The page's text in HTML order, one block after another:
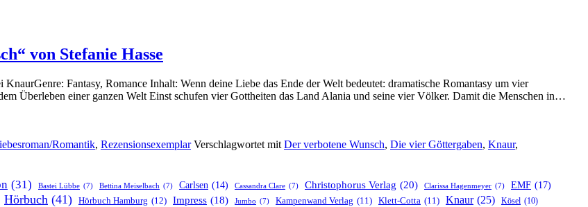
von Stefanie Hasse
Fantasy, Romance Inhalt: Wenn deine Liebe das Ende der Welt bedeutet: dramatische Romantasy um vier
Überleben einer ganzen Welt Einst schufen vier Gottheiten das Land Alania und seine vier Völker. Damit die Menschen in…
Romantik, Rezensionsexemplar Verschlagwortet mit Der verbotene Wunsch, Die vier Göttergaben, Knaur,
(31) Bastei Lübbe (7) Bettina Meiselbach (7) Carlsen (14) Cassandra Clare (7) Christophorus Verlag (20) Clarissa Hagenmeyer (7) EMF (17)
Hörbuch (41) Hörbuch Hamburg (12) Impress (18) Jumbo (7) Kampenwand Verlag (11) Klett-Cotta (11) Knaur (25) Kösel (10)